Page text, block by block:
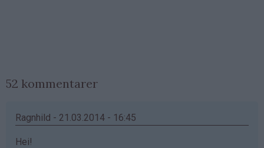
52 kommentarer
Ragnhild - 21.03.2014 - 16:45
Hei!